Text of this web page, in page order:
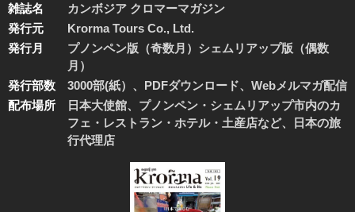
雑誌名
カンボジア クロマーマガジン
発行元
Krorma Tours Co., Ltd.
発行月
プノンペン版（奇数月）シェムリアップ版（偶数
月）
発行部数
3000部(紙）、PDFダウンロード、Webメルマガ配信
配布場所
日本大使館、プノンペン・シェムリアップ市内のカ
フェ・レストラン・ホテル・土産店など、日本の旅
行代理店